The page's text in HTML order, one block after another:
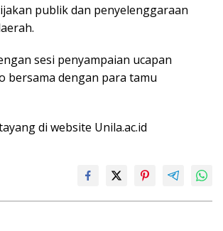
publik dan penyelenggaraan
sesi penyampaian ucapan
bersama dengan para tamu
di website Unila.ac.id